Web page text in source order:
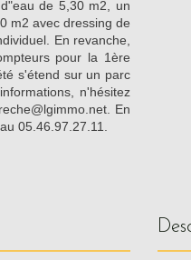
de 5,30 m2, un
m2 avec dressing de
En revanche,
pour la 1ère
s'étend sur un parc
n'hésitez
En
05.46.97.27.11.